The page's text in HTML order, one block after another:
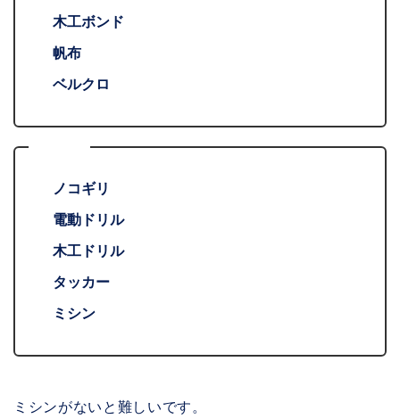
木工ボンド
帆布
ベルクロ
ノコギリ
電動ドリル
木工ドリル
タッカー
ミシン
ミシンがないと難しいです。